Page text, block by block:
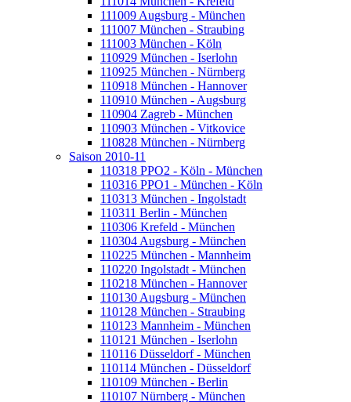
111009 Augsburg - München
111007 München - Straubing
111003 München - Köln
110929 München - Iserlohn
110925 München - Nürnberg
110918 München - Hannover
110910 München - Augsburg
110904 Zagreb - München
110903 München - Vitkovice
110828 München - Nürnberg
Saison 2010-11
110318 PPO2 - Köln - München
110316 PPO1 - München - Köln
110313 München - Ingolstadt
110311 Berlin - München
110306 Krefeld - München
110304 Augsburg - München
110225 München - Mannheim
110220 Ingolstadt - München
110218 München - Hannover
110130 Augsburg - München
110128 München - Straubing
110123 Mannheim - München
110121 München - Iserlohn
110116 Düsseldorf - München
110114 München - Düsseldorf
110109 München - Berlin
110107 Nürnberg - München